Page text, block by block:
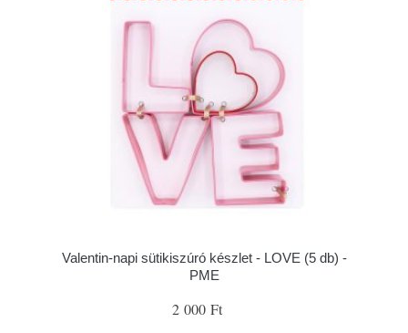
Valentin-napi sütikiszúró készlet - LOVE (5 db) -
PME
2 000 Ft